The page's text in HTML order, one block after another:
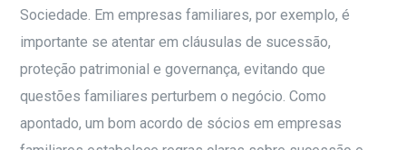
Sociedade. Em empresas familiares, por exemplo, é
importante se atentar em cláusulas de sucessão,
proteção patrimonial e governança, evitando que
questões familiares perturbem o negócio. Como
apontado, um bom acordo de sócios em empresas